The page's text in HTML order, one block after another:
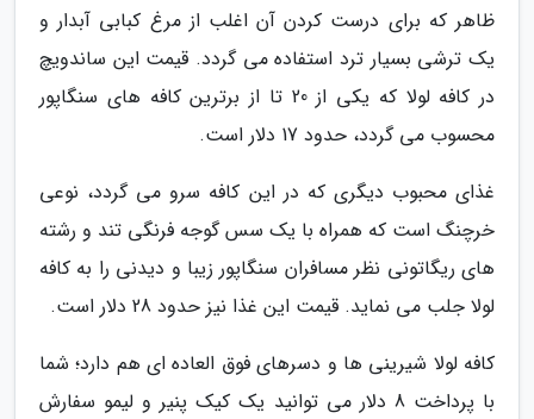
ظاهر که برای درست کردن آن اغلب از مرغ کبابی آبدار و
یک ترشی بسیار ترد استفاده می گردد. قیمت این ساندویچ
در کافه لولا که یکی از 20 تا از برترین کافه های سنگاپور
محسوب می گردد، حدود 17 دلار است.
غذای محبوب دیگری که در این کافه سرو می گردد، نوعی
خرچنگ است که همراه با یک سس گوجه فرنگی تند و رشته
های ریگاتونی نظر مسافران سنگاپور زیبا و دیدنی را به کافه
لولا جلب می نماید. قیمت این غذا نیز حدود 28 دلار است.
کافه لولا شیرینی ها و دسرهای فوق العاده ای هم دارد؛ شما
با پرداخت 8 دلار می توانید یک کیک پنیر و لیمو سفارش